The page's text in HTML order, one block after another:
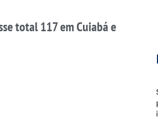
total 117 em Cuiabá e